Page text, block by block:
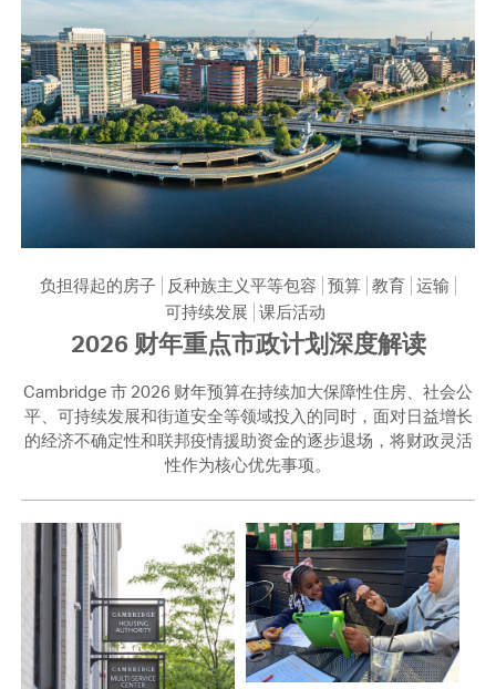
负担得起的房子 反种族主义平等包容 预算 教育 运输
可持续发展 课后活动
2026 财年重点市政计划深度解读
Cambridge 市 2026 财年预算在持续加大保障性住房、社会公
平、可持续发展和街道安全等领域投入的同时，面对日益增长
的经济不确定性和联邦疫情援助资金的逐步退场，将财政灵活
性作为核心优先事项。